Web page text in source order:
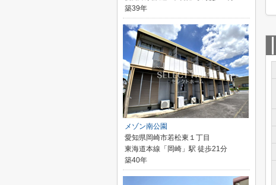
築39年
メゾン南公園
愛知県岡崎市若松東１丁目
東海道本線「岡崎」駅 徒歩21分
築40年